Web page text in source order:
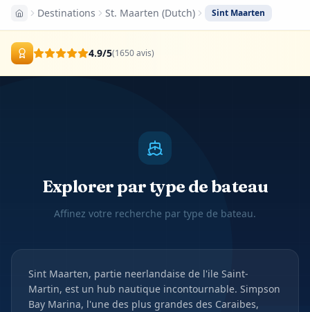
Destinations St. Maarten (Dutch) Sint Maarten
4.9/5(1650avis)
Explorer par type de bateau
Affinez votre recherche par type de bateau.
Sint Maarten, partie neerlandaise de l'ile Saint-
Martin, est un hub nautique incontournable. Simpson
Bay Marina, l'une des plus grandes des Caraibes,